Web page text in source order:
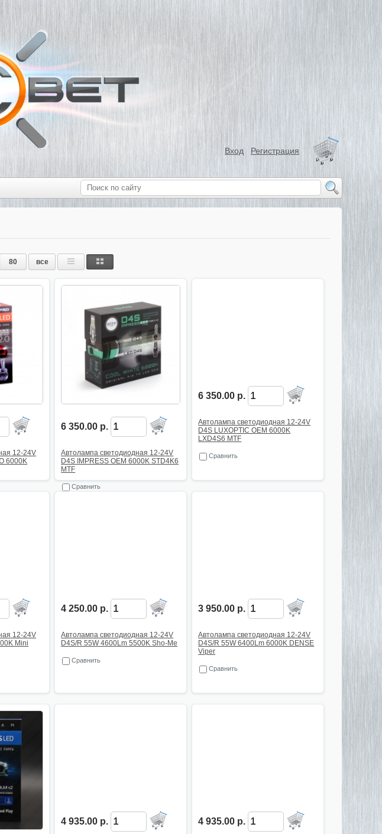
Вход Регистрация
80 все
12-24V
6000K
6 350.00 р.
Автолампа светодиодная 12-24V
D4S IMPRESS OEM 6000K STD4K6
MTF
Сравнить
6 350.00 р.
Автолампа светодиодная 12-24V
D4S LUXOPTIC OEM 6000K
LXD4S6 MTF
Сравнить
12-24V
Mini
4 250.00 р.
Автолампа светодиодная 12-24V
D4S/R 55W 4600Lm 5500K Sho-Me
Сравнить
3 950.00 р.
Автолампа светодиодная 12-24V
D4S/R 55W 6400Lm 6000K DENSE
Viper
Сравнить
4 935.00 р. 4 935.00 р.